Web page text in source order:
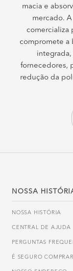
macia e
mercado.
comercializa
compromete a
integrada,
fornecedores,
redução da
NOSSA
NOSSA HISTÓRIA
CENTRAL DE AJUDA
PERGUNTAS
É SEGURO